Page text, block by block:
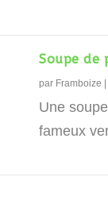
Soupe de
par Framboize
Une
fameux